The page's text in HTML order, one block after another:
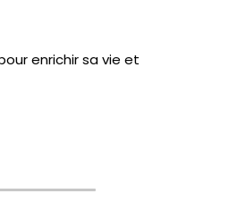
enrichir sa vie et